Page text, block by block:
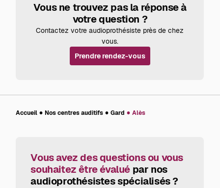
Vous ne trouvez pas la réponse à
votre question ?
Contactez votre audioprothésiste près de chez
vous.
Prendre rendez-vous
Accueil Nos centres auditifs Gard Alès
Vous avez des questions ou vous
souhaitez être évalué par nos
audioprothésistes spécialisés ?